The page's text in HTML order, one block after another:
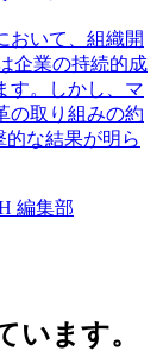
おいて、組織開
企業の持続的成
す。しかし、マ
の取り組みの約
的な結果が明ら
編集部
います。